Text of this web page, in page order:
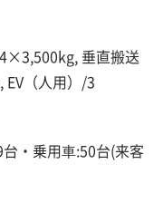
垂直搬送
（人用）/3
・乗用⾞:50台(来客